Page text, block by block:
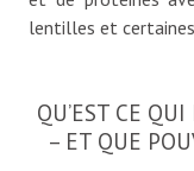
lentilles et
QU’EST CE
– ET QUE